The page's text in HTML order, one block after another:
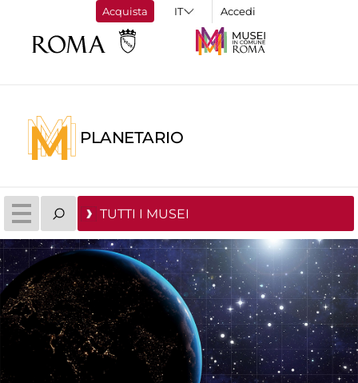
Acquista Accedi
PLANETARIO
TUTTI I MUSEI